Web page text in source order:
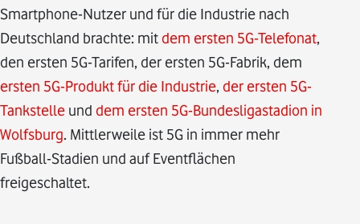
Smartphone-Nutzer und für die Industrie nach
Deutschland brachte: mit dem ersten 5G-Telefonat,
den ersten 5G-Tarifen, der ersten 5G-Fabrik, dem
ersten 5G-Produkt für die Industrie, der ersten 5G-
Tankstelle und dem ersten 5G-Bundesligastadion in
Wolfsburg. Mittlerweile ist 5G in immer mehr
Fußball-Stadien und auf Eventflächen
freigeschaltet.